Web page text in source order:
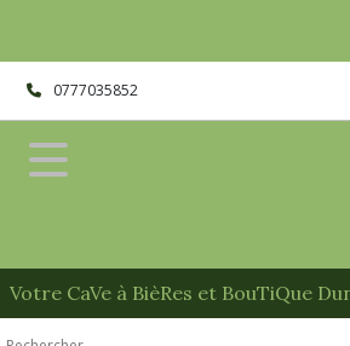
0777035852
Votre CaVe à BièRes et BouTiQue